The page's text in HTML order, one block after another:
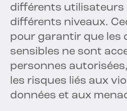
différents utilisateurs
différents niveaux.
pour garantir que les
sensibles ne sont
personnes
les risques liés aux
données et aux